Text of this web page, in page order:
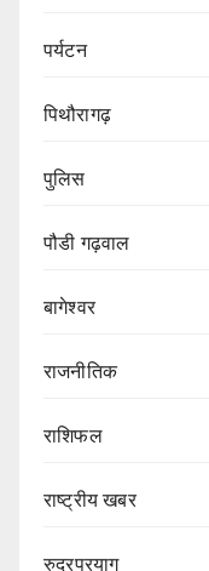
पर्यटन
पिथौरागढ़
पुलिस
पौडी गढ़वाल
बागेश्वर
राजनीतिक
राशिफल
राष्ट्रीय खबर
रुद्रप्रयाग